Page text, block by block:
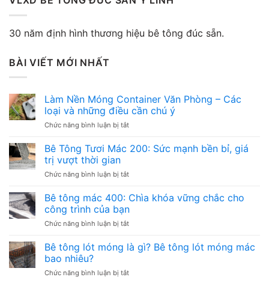
30 năm định hình thương hiệu bê tông đúc sẵn.
BÀI VIẾT MỚI NHẤT
Làm Nền Móng Container Văn Phòng – Các
loại và những điều cần chú ý
Chức năng bình luận bị tắtở
Nền
Văn
–
Các
và
điều
ý
Bê Tông Tươi Mác 200: Sức mạnh bền bỉ, giá
trị vượt thời gian
Chức năng bình luận bị tắtở
Tông
Tươi
Mác
200:
mạnh
bền
giá
Bê tông mác 400: Chìa khóa vững chắc cho
công trình của bạn
Chức năng bình luận bị tắtở
tông
mác
Chìa
Bê tông lót móng là gì? Bê tông lót móng mác
bao nhiêu?
Chức năng bình luận bị tắtở